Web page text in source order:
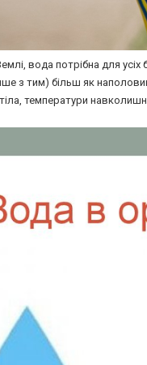
вода потрібна для усіх
з тим) більш як
тіла, температури